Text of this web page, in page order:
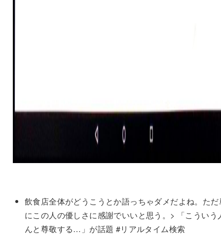
飲食店全体がどうこうとか語っちゃダメだよね。ただ
にこの人の優しさに感謝でいいと思う。> 「こういう
んと尊敬する…」が話題 #リアルタイム検索